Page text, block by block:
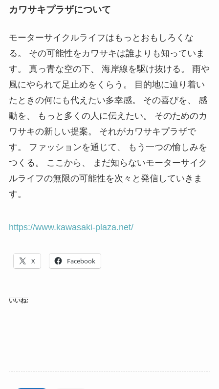
カワサキプラザについて
モーターサイクルライフはもっとおもしろくな
る。 その可能性をカワサキは誰よりも知っていま
す。 真っ青な空の下、 海岸線を駆け抜ける。 雨や
風にやられて足止めをくらう。 目的地に辿り着い
たときの何にも代えたい多幸感。 その喜びを、 感
動を、 もっと多くの人に伝えたい。 そのためのカ
ワサキの新しい提案。 それがカワサキプラザで
す。 ファッションを通じて、 もう一つの愉しみを
つくる。 ここから、 まだ知らないモーターサイク
ルライフの無限の可能性を次々と発信していきま
す。
https://www.kawasaki-plaza.net/
X Facebook
いいね: